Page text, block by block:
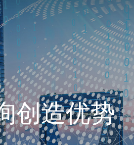
创造优势
服务供应商